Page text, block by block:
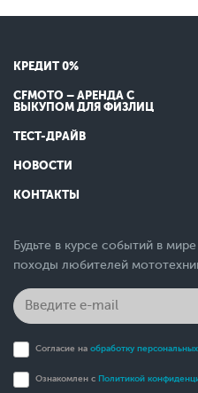
КРЕДИТ 0%
CFMOTO – АРЕНДА С
ВЫКУПОМ ДЛЯ ФИЗЛИЦ
ТЕСТ-ДРАЙВ
НОВОСТИ
КОНТАКТЫ
Будьте в курсе событий в
походы любителей
Согласие на обработку
Ознакомлен с Политикой